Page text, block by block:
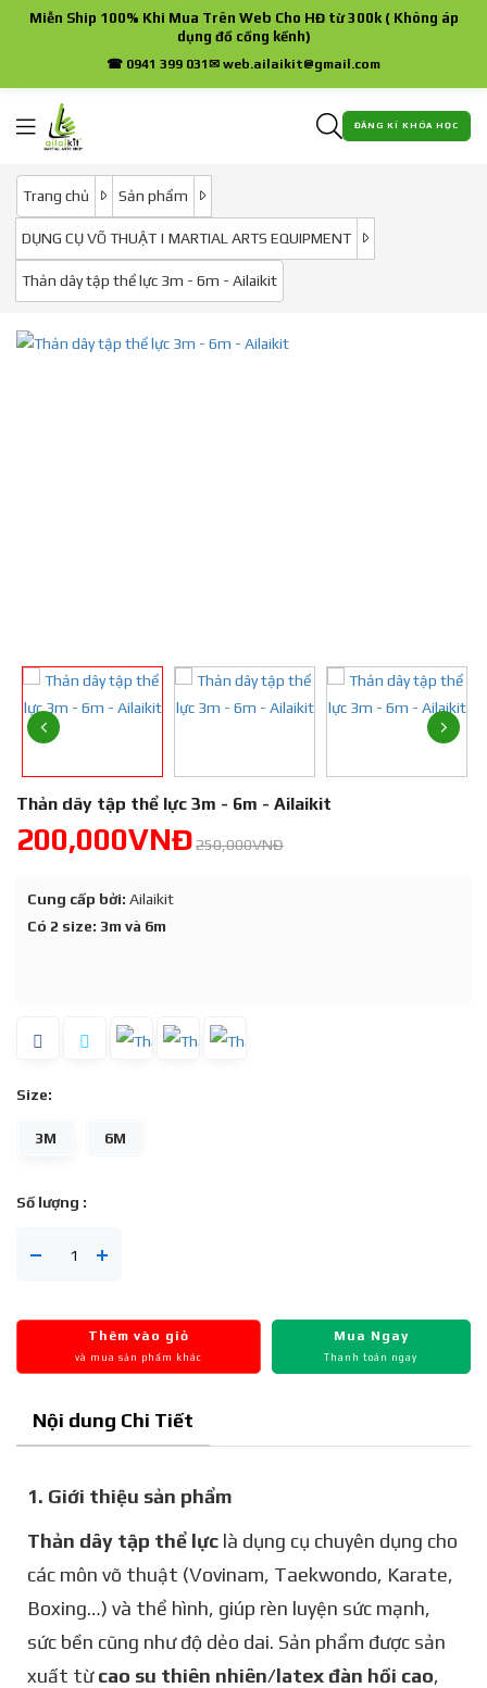
Miễn Ship 100% Khi Mua Trên Web Cho HĐ từ 300k ( Không áp
dụng đồ cồng kềnh)
☎ 0941 399 031✉ web.ailaikit@gmail.com
ĐĂNG KÍ KHÓA HỌC
Trang chủ Sản phẩm
DỤNG CỤ VÕ THUẬT | MARTIAL ARTS EQUIPMENT
Thản dây tập thể lực 3m - 6m - Ailaikit
Thản dây tập thể lực 3m - 6m - Ailaikit
200,000VNĐ250,000VNĐ
Cung cấp bởi: Ailaikit
Có 2 size: 3m và 6m
Size:
3M 6M
Số lượng :
Thêm vào giỏ
và mua sản phẩm khác
Mua Ngay
Thanh toán ngay
Nội dung Chi Tiết
1. Giới thiệu sản phẩm
Thản dây tập thể lực là dụng cụ chuyên dụng cho
các môn võ thuật (Vovinam, Taekwondo, Karate,
Boxing…) và thể hình, giúp rèn luyện sức mạnh,
sức bền cũng như độ dẻo dai. Sản phẩm được sản
xuất từcao su thiên nhiên/latex đàn hồi cao,